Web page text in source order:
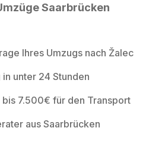
Saarbrücken
Ihres Umzugs nach Žalec
unter 24 Stunden
7.500€ für den Transport
aus Saarbrücken